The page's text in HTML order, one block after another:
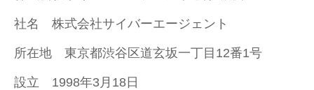
社名 株式会社サイバーエージェント
所在地 東京都渋谷区道玄坂一丁目12番1号
設立 1998年3月18日